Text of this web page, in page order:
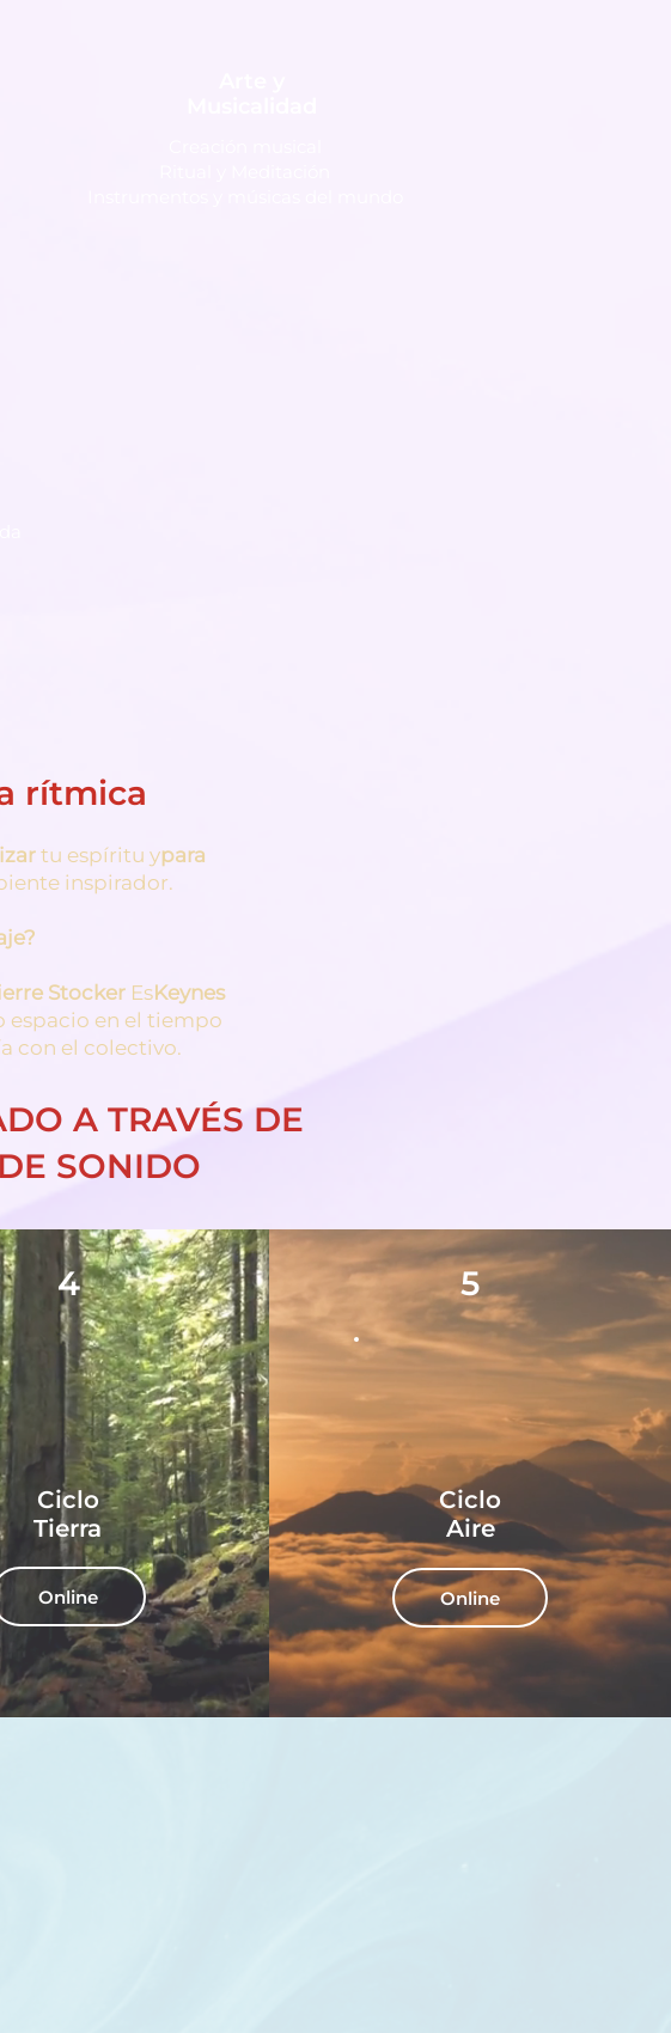
rítmica
tu espíritu ypara
inspirador.
Stocker EsKeynes
espacio en el tiempo
con el colectivo.
A TRAVÉS DE
SONIDO
4
Ciclo
Tierra
Online
5
Ciclo
Aire
Online